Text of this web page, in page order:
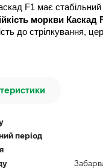
F1 має стабільний
моркви Каскад
до стрілкування,
період